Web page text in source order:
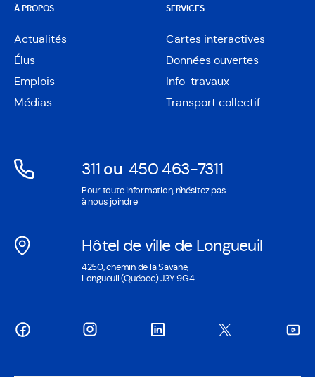
À PROPOS
Actualités
Élus
Emplois
Médias
SERVICES
Cartes interactives
Ouvre
dans
une
nouvelle
Données ouvertes
Ouvre
dans
une
Info-travaux
Transport collectif
311Ouvre
dans
une
fenêtre
ou 450 463-7311
Ouvre
dans
fenêtre
Pour toute information, n'hésitez pas
à nous joindre
Hôtel de ville de Longueuil
Ouvre
dans
une
4250, chemin de la Savane,
Longueuil (Québec) J3Y 9G4